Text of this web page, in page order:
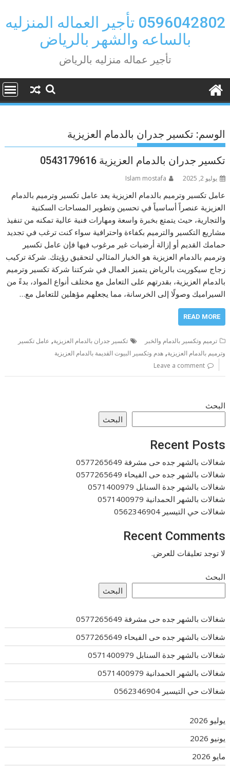
to
content
0596042802 تأجير العماله المنزليه
بالساعه والشهر بالرياض
تأجير عماله منزليه بالرياض
الوسم: تكسير جدران بالدمام العزيزية
تكسير جدران بالدمام العزيزية 0543179616
يوليو 2, 2025 Islam mostafa
عامل تكسير وترميم بالدمام العزيزية يعد عامل تكسير وترميم بالدمام
العزيزية عنصراً أساسياً في تحسين وتطوير المساحات السكنية
والتجارية، حيث يتمتع بخبرة واسعة ومهارات فنية عالية تمكنه من تنفيذ
مشاريع التكسير والترميم بكفاءة واحترافية سواء كنت ترغب في تجديد
حمامك القديم أو إزالة أرضيات غير مرغوب فيها فإن عامل تكسير
وترميم بالدمام العزيزية هو الخيار المثالي لتحقيق رؤيتك. شركة تركيب
زجاج سيكوريت بالرياض يتميز العمال في شركتنا شركة تكسير وترميم
بالدمام العزيزية، بقدرتهم على التعامل مع مختلف أنواع المواد، بدءً من
السيراميك وصولًا إلى الخرسانة، مما يجعلهم مؤهلين للتعامل مع…
READ MORE
ترميم وتكسير بالدمام والخبر تكسير جدران بالدمام العزيزية, عامل تكسير
وترميم بالدمام العزيزية,هدم وتكسير البيوت القديمة بالدمام العزيزية
Leave a comment
البحث
البحث
Recent Posts
شغالات بالشهر جده حى مشرفة 0577265649
شغالات بالشهر جده حى الفيحاء 0577265649
شغالات بالشهر جدة السنابل 0571400979
شغالات بالشهر الحمدانية 0571400979
شغالات حي التيسير 0562346904
Recent Comments
لا توجد تعليقات للعرض.
البحث
البحث
شغالات بالشهر جده حى مشرفة 0577265649
شغالات بالشهر جده حى الفيحاء 0577265649
شغالات بالشهر جدة السنابل 0571400979
شغالات بالشهر الحمدانية 0571400979
شغالات حي التيسير 0562346904
يوليو 2026
يونيو 2026
مايو 2026